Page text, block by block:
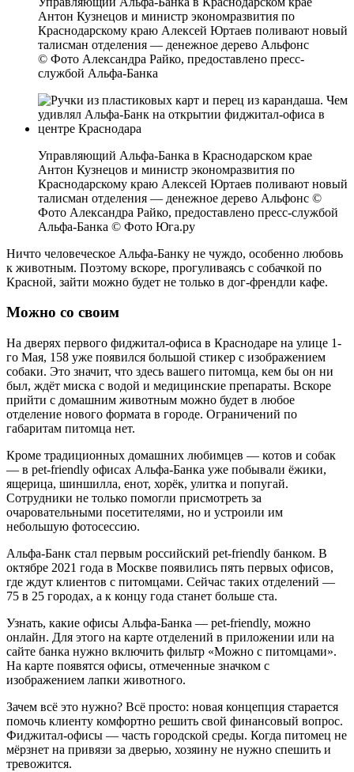
Антон Кузнецов и министр экономразвития по
Краснодарскому краю Алексей Юртаев поливают новый
талисман отделения — денежное дерево Альфонс
© Фото Александра Райко, предоставлено пресс-
службой Альфа-Банка
Управляющий Альфа-Банка в Краснодарском крае
Антон Кузнецов и министр экономразвития по
Краснодарскому краю Алексей Юртаев поливают новый
талисман отделения — денежное дерево Альфонс ©
Фото Александра Райко, предоставлено пресс-службой
Альфа-Банка © Фото Юга.ру
Ничто человеческое Альфа-Банку не чуждо, особенно любовь
к животным. Поэтому вскоре, прогуливаясь с собачкой по
Красной, зайти можно будет не только в дог-френдли кафе.
Можно со своим
На дверях первого фиджитал-офиса в Краснодаре на улице 1-
го Мая, 158 уже появился большой стикер с изображением
собаки. Это значит, что здесь вашего питомца, кем бы он ни
был, ждёт миска с водой и медицинские препараты. Вскоре
прийти с домашним животным можно будет в любое
отделение нового формата в городе. Ограничений по
габаритам питомца нет.
Кроме традиционных домашних любимцев — котов и собак
— в pet-friendly офисах Альфа-Банка уже побывали ёжики,
ящерица, шиншилла, енот, хорёк, улитка и попугай.
Сотрудники не только помогли присмотреть за
очаровательными посетителями, но и устроили им
небольшую фотосессию.
Альфа-Банк стал первым российский pet-friendly банком. В
октябре 2021 года в Москве появились пять первых офисов,
где ждут клиентов с питомцами. Сейчас таких отделений —
75 в 25 городах, а к концу года станет больше ста.
Узнать, какие офисы Альфа-Банка — pet-friendly, можно
онлайн. Для этого на карте отделений в приложении или на
сайте банка нужно включить фильтр «Можно с питомцами».
На карте появятся офисы, отмеченные значком с
изображением лапки животного.
Зачем всё это нужно? Всё просто: новая концепция старается
помочь клиенту комфортно решить свой финансовый вопрос.
Фиджитал-офисы — часть городской среды. Когда питомец не
мёрзнет на привязи за дверью, хозяину не нужно спешить и
тревожится.